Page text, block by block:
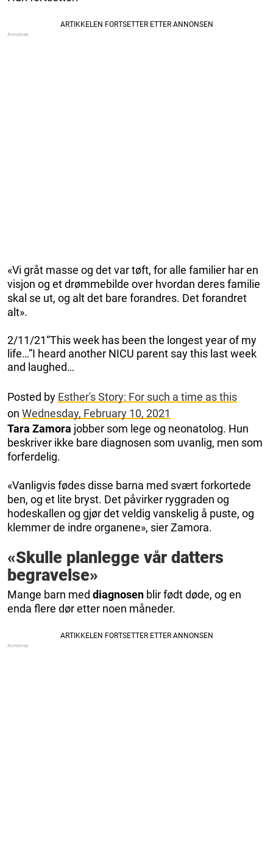
«Vi gråt masse og det var tøft, for alle familier har en
visjon og et drømmebilde over hvordan deres familie
skal se ut, og alt det bare forandres. Det forandret
alt».
2/11/21“This week has been the longest year of my
life…”I heard another NICU parent say this last week
and laughed…
Posted by Esther's Story: For such a time as this
on Wednesday, February 10, 2021
Tara Zamora jobber som lege og neonatolog. Hun
beskriver ikke bare diagnosen som uvanlig, men som
forferdelig.
«Vanligvis fødes disse barna med svært forkortede
ben, og et lite bryst. Det påvirker ryggraden og
hodeskallen og gjør det veldig vanskelig å puste, og
klemmer de indre organene», sier Zamora.
«Skulle planlegge vår datters
begravelse»
Mange barn med diagnosen blir født døde, og en
enda flere dør etter noen måneder.